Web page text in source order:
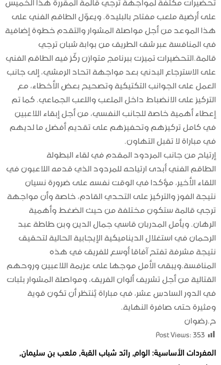
على أرضية ملعب مفتاح بالبليدة. ويعوّل الطاقم الفني على
هذا الموعد من أجل مواصلة المشوار والتقدم خطوة إضافية
في المنافسة عبر شق الطريق من بوابة شبان ترجي
قالمة.التحضيرات تميزت ببرنامج متوازن ركّز فيه الطاقم الفني
على الاسترجاع البدني بعد مواجهة اتحاد الرمشي، إلى جانب
العمل على الجوانب التكتيكية وتصحيح بعض الأخطاء، مع
التركيز على الانضباط داخل الملعب واللعب الجماعي. كما تم
إعطاء أهمية خاصة للجانب النفسي، من أجل إبقاء اللاعبين
في كامل تركيزهم وتحفيزهم على تقديم أفضل ما لديهم
في مباراة لا تقبل التهاون.
إرتياح من جانب المردود المقدم في لقاء البطولة
الطاقم الفني أبدى ارتياحه للمردود الذي قدمه اللاعبون في
اللقاء الأخير، مؤكدا في الوقت نفسه على ضرورة نسيان
نتيجة الفوز والتركيز على التحدي القادم، خاصة وأن مواجهة
ترجي قالمة ستكون مختلفة من حيث الضغط وأهمية
الرهان. ويأمل المدربان قاسي جمال الدين وبن طاطة عبد
الرحمان في استغلال الديناميكية الإيجابية الحالية لتحقيق
نتيجة مشرفة تفتح آفاقا أوسع للفريق في هذه
المنافسة.ويبقى الأمل موجها على عزيمة اللاعبين وروحهم
القتالية من أجل تشريف ألوان الفريق، ومواصلة المشوار بثبات
في الدور السادس عشر، في مباراة يُنتظر أن تكون قوية
ومثيرة حتى صافرة النهاية.
ح.رضوان
Post Views:353
المفردات الأساسية:الوام,رائد شباب القبة,ملعب بن سليمان,